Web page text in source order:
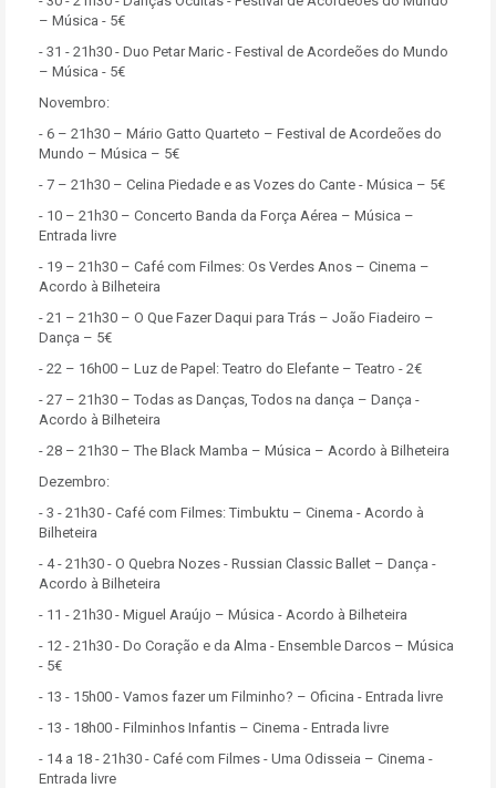
– Música - 5€
- 31 - 21h30 - Duo Petar Maric - Festival de Acordeões do Mundo
– Música - 5€
Novembro:
- 6 – 21h30 – Mário Gatto Quarteto – Festival de Acordeões do
Mundo – Música – 5€
- 7 – 21h30 – Celina Piedade e as Vozes do Cante - Música – 5€
- 10 – 21h30 – Concerto Banda da Força Aérea – Música –
Entrada livre
- 19 – 21h30 – Café com Filmes: Os Verdes Anos – Cinema –
Acordo à Bilheteira
- 21 – 21h30 – O Que Fazer Daqui para Trás – João Fiadeiro –
Dança – 5€
- 22 – 16h00 – Luz de Papel: Teatro do Elefante – Teatro - 2€
- 27 – 21h30 – Todas as Danças, Todos na dança – Dança -
Acordo à Bilheteira
- 28 – 21h30 – The Black Mamba – Música – Acordo à Bilheteira
Dezembro:
- 3 - 21h30 - Café com Filmes: Timbuktu – Cinema - Acordo à
Bilheteira
- 4 - 21h30 - O Quebra Nozes - Russian Classic Ballet – Dança -
Acordo à Bilheteira
- 11 - 21h30 - Miguel Araújo – Música - Acordo à Bilheteira
- 12 - 21h30 - Do Coração e da Alma - Ensemble Darcos – Música
- 5€
- 13 - 15h00 - Vamos fazer um Filminho? – Oficina - Entrada livre
- 13 - 18h00 - Filminhos Infantis – Cinema - Entrada livre
- 14 a 18 - 21h30 - Café com Filmes - Uma Odisseia – Cinema -
Entrada livre